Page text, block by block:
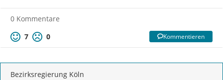
0 Kommentare
7
0 Kommentieren
Bezirksregierung Köln